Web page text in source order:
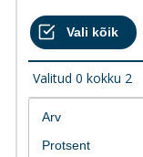
Valitud 0 kokku 2